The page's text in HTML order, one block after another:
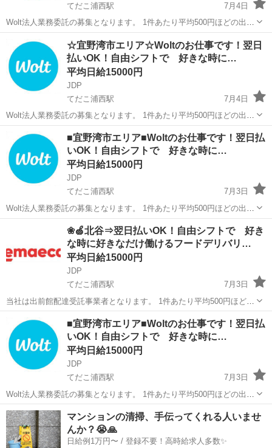
てだこ浦西駅
7月4日
Wolt法人業務委託の募集となります。 1件あたり平均500円ほどの出来
高報酬制となります。 お届け範囲が片道10分程度のデリバリーばかり
です。 短時間でたくさんの件数を配達したい方にも、近所で気軽に配
達し...
宜野湾市 てだこ浦西駅 貨物
☆宜野湾市エリア☆Woltのお仕事です！翌日
払いOK！自由シフトで 好きな時に…
平均日給15000円
JDP
てだこ浦西駅
7月4日
Wolt法人業務委託の募集となります。 1件あたり平均500円ほどの出来
高報酬制となります。 お届け範囲が片道10分程度のデリバリーばかり
です。 短時間でたくさんの件数を配達したい方にも、近所で気軽に配
達し...
沖縄 宜野湾市 てだこ浦西駅 配送 貨物
■宜野湾市エリア■Woltのお仕事です！翌日払
いOK！自由シフトで 好きな時に…
平均日給15000円
JDP
てだこ浦西駅
7月3日
Wolt法人業務委託の募集となります。 1件あたり平均500円ほどの出来
高報酬制となります。 お届け範囲が片道10分程度のデリバリーばかりてだこ浦西駅 貨物
❀🍏北谷⇒翌日払いOK！自由シフトで 好き
な時に好きなだけ働けるフードデリバリ…
平均日給15000円
JDP
てだこ浦西駅
7月3日
当社は出前館配達受託事業者となります。 1件あたり平均500円ほどの
出来高報酬制となります。 お届け範囲が片道10分程度のデリバリーば
かりです。 短時間でたくさんの件数を配達したい方にも、近所で気軽
に配...
てだこ浦西駅 出前館
■宜野湾市エリア■Woltのお仕事です！翌日払
いOK！自由シフトで 好きな時に…
平均日給15000円
JDP
てだこ浦西駅
7月3日
Wolt法人業務委託の募集となります。 1件あたり平均500円ほどの出来
高報酬制となります。 お届け範囲が片道10分程度のデリバリーばかり
です。 短時間でたくさんの件数を配達したい方にも、近所で気軽に配
達し...
沖縄 宜野湾市 てだこ浦西駅 配送 貨物
マンションの清掃、手伝ってくれる人いませ
んか？😭🙏
日給例1万円〜 / 登録不要！高時給求人多数✨